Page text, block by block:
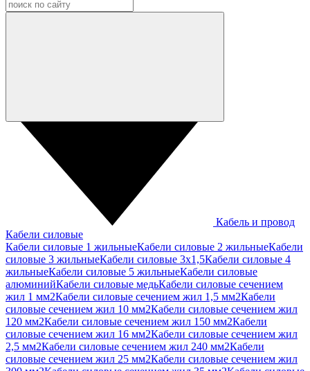
Кабель и провод
Кабели силовые
Кабели силовые 1 жильныеКабели силовые 2 жильныеКабели
силовые 3 жильныеКабели силовые 3х1,5Кабели силовые 4
жильныеКабели силовые 5 жильныеКабели силовые
алюминийКабели силовые медьКабели силовые сечением
жил 1 мм2Кабели силовые сечением жил 1,5 мм2Кабели
силовые сечением жил 10 мм2Кабели силовые сечением жил
120 мм2Кабели силовые сечением жил 150 мм2Кабели
силовые сечением жил 16 мм2Кабели силовые сечением жил
2,5 мм2Кабели силовые сечением жил 240 мм2Кабели
силовые сечением жил 25 мм2Кабели силовые сечением жил